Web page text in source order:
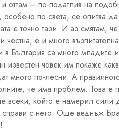
оттам – по-податлив на
по света, се опитва
е точно тази. И аз смятам,
е и много
България са много младите
човек им покаже
много по-лесни. А
че има проблем. Това е
всеки, който е намерил
с него. Още веднъж